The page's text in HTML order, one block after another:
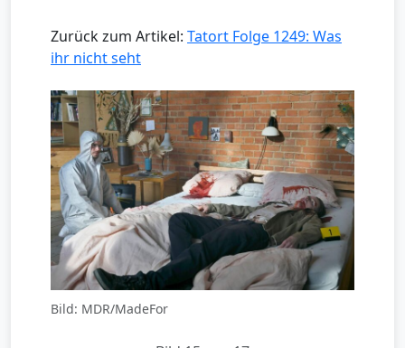
Zurück zum Artikel: Tatort Folge 1249: Was
ihr nicht seht
Bild: MDR/MadeFor